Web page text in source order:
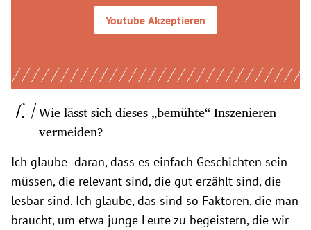
Youtube Akzeptieren
Wie lässt sich dieses „bemühte“ Inszenieren
vermeiden?
Ich glaube daran, dass es einfach Geschichten sein
müssen, die relevant sind, die gut erzählt sind, die
lesbar sind. Ich glaube, das sind so Faktoren, die man
braucht, um etwa junge Leute zu begeistern, die wir